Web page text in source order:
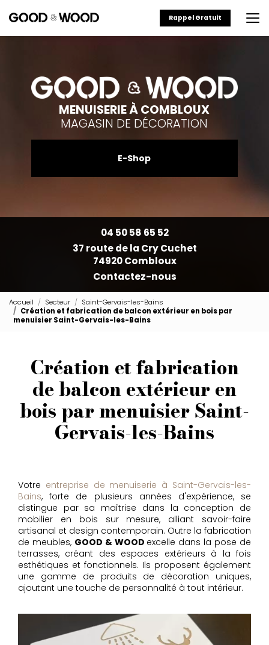
au
principal
Rappel Gratuit
MENUISERIE À COMBLOUX
MAGASIN DE DÉCORATION
E-Shop
04 50 58 65 52
37 route de la Cry Cuchet
74920 Combloux
Contactez-nous
Accueil Secteur
Saint-Gervais-les-Bains
Création et fabrication de balcon extérieur en bois par
menuisier Saint-Gervais-les-Bains
Création et fabrication
de balcon extérieur en
bois par menuisier Saint-
Gervais-les-Bains
Votre entreprise de menuiserie à Saint-Gervais-les-
Bains, forte de plusieurs années d'expérience, se
distingue par sa maîtrise dans la conception de
mobilier en bois sur mesure, alliant savoir-faire
artisanal et design contemporain. Outre la fabrication
de meubles, GOOD & WOOD excelle dans la pose de
terrasses, créant des espaces extérieurs à la fois
esthétiques et fonctionnels. Ils proposent également
une gamme de produits de décoration uniques,
ajoutant une touche de personnalité à tout intérieur.